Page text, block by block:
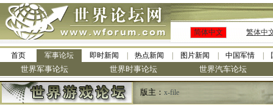
简体中文 繁体中
首页 军事论坛 即时新闻 热点新闻 图片新闻 中国军情
世界军事论坛 世界时事论坛 世界汽车论坛
版主： x-file